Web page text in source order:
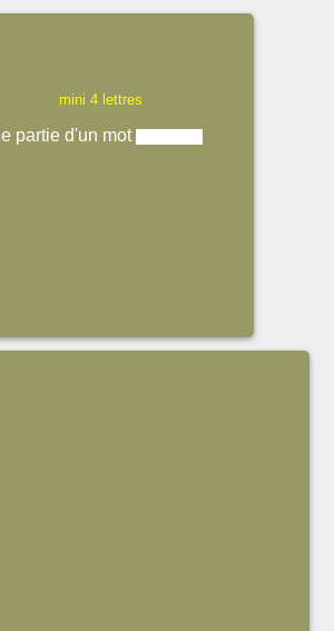
mini 4 lettres
partie d'un mot